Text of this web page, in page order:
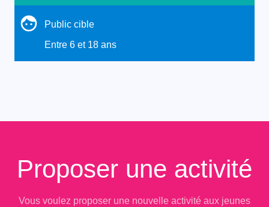
Public cible
Entre 6 et 18 ans
Proposer une activité
Vous voulez proposer une nouvelle activité aux jeunes